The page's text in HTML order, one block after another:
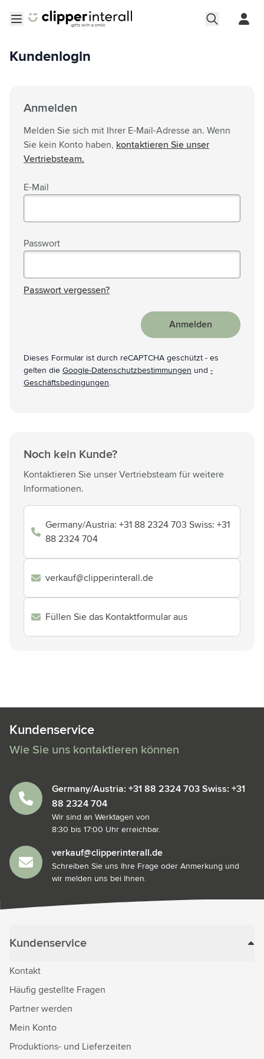
Kundenlogin
Anmelden
Melden Sie sich mit Ihrer E-Mail-Adresse an. Wenn
Sie kein Konto haben,
kontaktieren Sie unser
Vertriebsteam.
E-Mail
Passwort
Passwort vergessen?
Anmelden
Dieses Formular ist durch reCAPTCHA geschützt - es
gelten die Google-Datenschutzbestimmungen und -
Geschäftsbedingungen.
Noch kein Kunde?
Kontaktieren Sie unser Vertriebsteam für weitere
Informationen.
Germany/Austria: +31 88 2324 703 Swiss: +31
88 2324 704
verkauf@clipperinterall.de
Füllen Sie das Kontaktformular aus
Kundenservice
Wie Sie uns kontaktieren können
Germany/Austria: +31 88 2324 703 Swiss: +31
88 2324 704
Wir sind an Werktagen von
8:30 bis 17:00 Uhr erreichbar.
verkauf@clipperinterall.de
Schreiben Sie uns Ihre Frage oder Anmerkung und
wir melden uns bei Ihnen.
Kundenservice
Kontakt
Häufig gestellte Fragen
Partner werden
Mein Konto
Produktions- und Lieferzeiten